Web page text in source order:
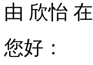
由 欣怡
您好：